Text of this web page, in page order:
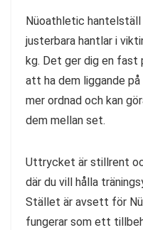
Nüoathletic
justerbara hantlar i
kg. Det ger dig en
att ha dem liggande
mer ordnad och kan
dem mellan set.
Uttrycket är stillrent
där du vill hålla
Stället är avsett för
fungerar som ett